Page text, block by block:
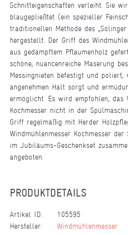
Schnitteigenschaften verleiht. Sie
blaugepließtet (ein spezieller
traditionellen Methode des
hergestellt. Der Griff des
aus gedämpftem Pflaumenholz
schöne, nuancenreiche Maserung
Messingnieten befestigt und poliert,
angenehmen Halt sorgt und
ermöglicht. Es wird empfohlen, das
Kochmesser nicht in der
Griff regelmäßig mit Herder
Windmühlenmesser Kochmesser
im Jubiläums-Geschenkset
angeboten.
PRODUKTDETAILS
Artikel ID:
105595
Hersteller:
Windmühlenmesser